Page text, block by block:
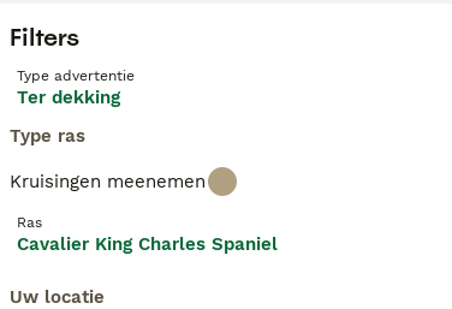
Filters
Type advertentie
Ter dekking
Type ras
Kruisingen meenemen
Ras
Cavalier King Charles Spaniel
Uw locatie